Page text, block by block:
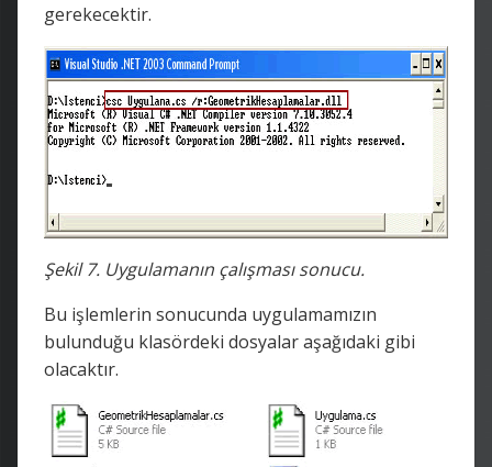
gerekecektir.
Şekil 7. Uygulamanın çalışması sonucu.
Bu işlemlerin sonucunda uygulamamızın
bulunduğu klasördeki dosyalar aşağıdaki gibi
olacaktır.